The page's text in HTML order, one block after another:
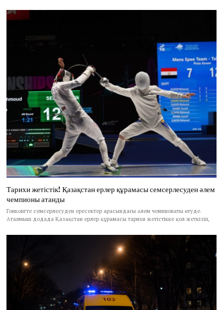
Тарихи жетістік! Қазақстан ерлер құрамасы семсерлесуден әлем
чемпионы атанды
Гонконгте семсерлесуден ересектер арасындағы әлем чемпионаты өтуде.
Аталмыш додада Қазақстан ерлер құрамасы тарихи жетістікке қол жеткізіп,